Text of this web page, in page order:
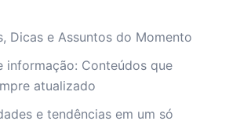
Dicas e Assuntos do Momento
informação: Conteúdos que
atualizado
e tendências em um só